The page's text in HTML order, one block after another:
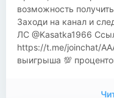
возможность
Заходи на канал и
ЛС @Kasatka1966
https://t.me/joinchat/
выигрыша 💯